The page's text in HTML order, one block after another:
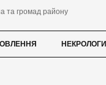
та громад району
НЕКРОЛОГИ